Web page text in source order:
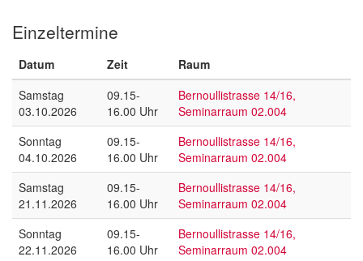
Einzeltermine
Datum Zeit
Raum
Samstag
03.10.2026
09.15-
16.00 Uhr
Bernoullistrasse 14/16,
Seminarraum 02.004
Sonntag
04.10.2026
09.15-
16.00 Uhr
Bernoullistrasse 14/16,
Seminarraum 02.004
Samstag
21.11.2026
09.15-
16.00 Uhr
Bernoullistrasse 14/16,
Seminarraum 02.004
Sonntag
22.11.2026
09.15-
16.00 Uhr
Bernoullistrasse 14/16,
Seminarraum 02.004